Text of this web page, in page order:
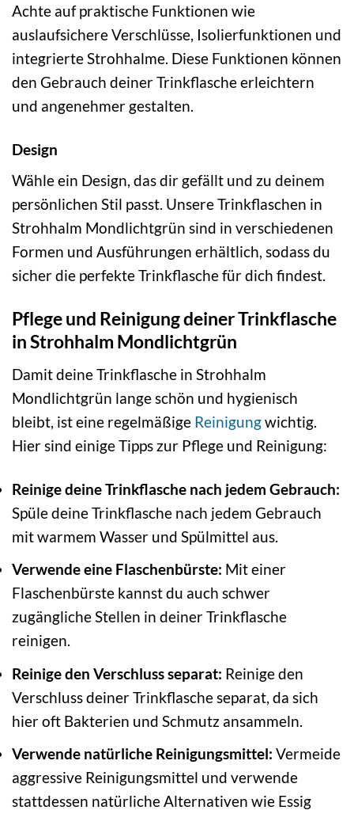
Achte auf praktische Funktionen wie
auslaufsichere Verschlüsse, Isolierfunktionen und
integrierte Strohhalme. Diese Funktionen können
den Gebrauch deiner Trinkflasche erleichtern
und angenehmer gestalten.
Design
Wähle ein Design, das dir gefällt und zu deinem
persönlichen Stil passt. Unsere Trinkflaschen in
Strohhalm Mondlichtgrün sind in verschiedenen
Formen und Ausführungen erhältlich, sodass du
sicher die perfekte Trinkflasche für dich findest.
Pflege und Reinigung deiner Trinkflasche
in Strohhalm Mondlichtgrün
Damit deine Trinkflasche in Strohhalm
Mondlichtgrün lange schön und hygienisch
bleibt, ist eine regelmäßige Reinigungwichtig.
Hier sind einige Tipps zur Pflege und Reinigung:
Reinige deine Trinkflasche nach jedem Gebrauch:
Spüle deine Trinkflasche nach jedem Gebrauch
mit warmem Wasser und Spülmittel aus.
Verwende eine Flaschenbürste: Mit einer
Flaschenbürste kannst du auch schwer
zugängliche Stellen in deiner Trinkflasche
reinigen.
Reinige den Verschluss separat: Reinige den
Verschluss deiner Trinkflasche separat, da sich
hier oft Bakterien und Schmutz ansammeln.
Verwende natürliche Reinigungsmittel: Vermeide
aggressive Reinigungsmittel und verwende
stattdessen natürliche Alternativen wie Essig